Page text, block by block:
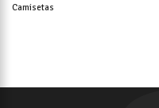
Camisetas